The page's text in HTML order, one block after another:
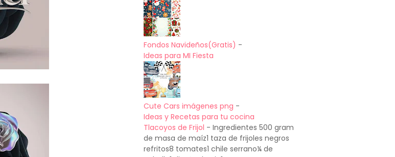
Fondos Navideños(Gratis) -
Ideas para MI Fiesta
Cute Cars imágenes png -
Ideas y Recetas para tu cocina
Tlacoyos de Frijol - Ingredientes 500 gram
de masa de maíz1 taza de frijoles negros
refritos8 tomates1 chile serrano¼ de